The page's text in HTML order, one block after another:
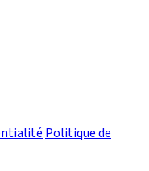
Politique de